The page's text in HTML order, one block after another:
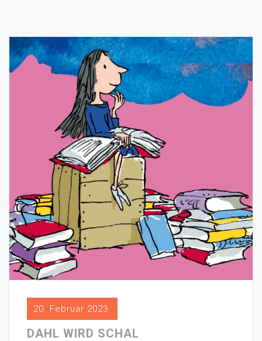
20. Februar 2023
DAHL WIRD SCHAL